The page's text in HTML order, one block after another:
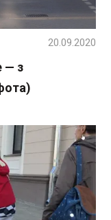
— з
20.09.2020